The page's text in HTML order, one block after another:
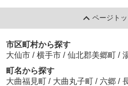
ページト
市区町村から探す
大仙市 / 横手市 / 仙北郡美郷町 /
町名から探す
大曲福見町 / 大曲丸子町 / 六郷 /